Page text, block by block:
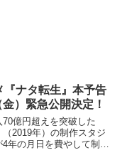
『ナタ転生』本予告
金）緊急公開決定！
億円超えを突破した
（2019年）の制作スタジ
年の月日を費やして制作